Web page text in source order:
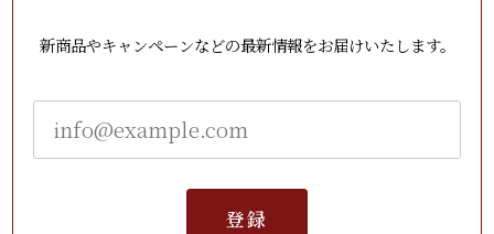
新商品やキャンペーンなどの最新情報をお届けいたします。
登録